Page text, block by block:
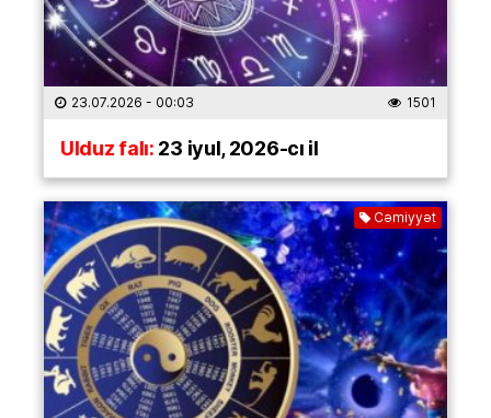
23.07.2026 - 00:03 1501
Ulduz falı:23 iyul, 2026-cı il
Cəmiyyət